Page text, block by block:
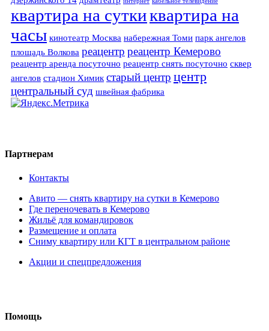
квартира на суткиквартира на
часы кинотеатр Москва набережная Томи парк ангелов
площадь Волкова реацентр реацентр Кемерово
реацентр аренда посуточно реацентр снять посуточно сквер
ангелов стадион Химик старый центр центр
центральный суд швейная фабрика
Партнерам
Контакты
Авито — снять квартиру на сутки в Кемерово
Где переночевать в Кемерово
Жильё для командировок
Размещение и оплата
Сниму квартиру или КГТ в центральном районе
Акции и спецпредложения
Помощь